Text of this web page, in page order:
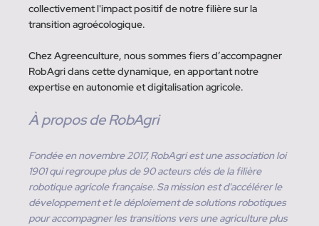
collectivement l'impact positif de notre filière sur la
transition agroécologique.
Chez Agreenculture, nous sommes fiers d’accompagner
RobAgri dans cette dynamique, en apportant notre
expertise en autonomie et digitalisation agricole.
À propos de RobAgri
Fondée en novembre 2017, RobAgri est une association loi
1901 qui regroupe plus de 90 acteurs clés de la filière
robotique agricole française. Sa mission est d'accélérer le
développement et le déploiement de solutions robotiques
pour accompagner les transitions vers une agriculture plus